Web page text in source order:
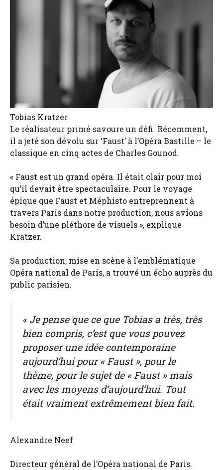
Tobias Kratzer
Le réalisateur primé savoure un défi. Récemment,
il a jeté son dévolu sur ‘Faust’ à l’Opéra Bastille – le
classique en cinq actes de Charles Gounod.
« Faust est un grand opéra. Il était clair pour moi
qu’il devait être spectaculaire. Pour le voyage
épique que Faust et Méphisto entreprennent à
travers Paris dans notre production, nous avions
besoin d’une pléthore de visuels », explique
Kratzer.
Sa production, mise en scène à l’emblématique
Opéra national de Paris, a trouvé un écho auprès du
public parisien.
« Je pense que ce que Tobias a très, très
bien compris, c’est que vous pouvez
proposer une idée contemporaine
aujourd’hui pour « Faust », pour le
thème, pour le sujet de « Faust » mais
avec les moyens d’aujourd’hui. Tout
était vraiment extrêmement bien fait.
Alexandre Neef
Directeur général de l’Opéra national de Paris.